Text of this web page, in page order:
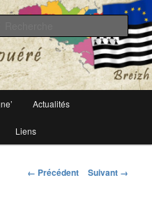
Actualités
Liens
Navigation
← Précédent Suivant →